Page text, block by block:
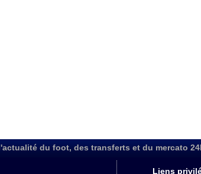
du foot, des transferts et du mercato
Liens